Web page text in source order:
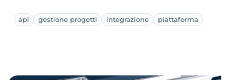
api gestione progetti integrazione piattaforma